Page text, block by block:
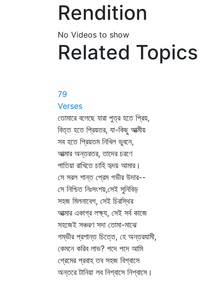
Rendition
No Videos to show
Related Topics
79
Verses
তোমারে বলেছে যারা পুত্র হতে প্রিয়,
বিত্ত হতে প্রিয়তর, যা-কিছু আত্মীয়
সব হতে প্রিয়তম নিখিল ভুবনে,
আত্মার অন্তরতর, তাদের চরণে
পাতিয়া রাখিতে চাহি হৃদয় আমার।
সে সরল শান্ত প্রেম গভীর উদার--
সে নিশ্চিত নিঃসংশয়,সেই সুনিবিড়
সহজ মিলনাবেগ, সেই চিরস্থির
আত্মার একাগ্র লক্ষ্য, সেই সর্ব কাজে
সহজেই সঞ্চরণ সদা তোমা-মাঝে
গম্ভীর প্রশান্ত চিত্তে, হে অন্তরযামী,
কেমনে করিব লাভ? পদে পদে আমি
প্রেমের প্রবাহ তব সহজ বিশ্বাসে
অন্তরে টানিয়া লব নিশ্বাসে নিশ্বাসে।